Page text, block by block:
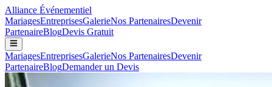
Alliance Événementiel
MariagesEntreprisesGalerieNos PartenairesDevenir
PartenaireBlogDevis Gratuit
MariagesEntreprisesGalerieNos PartenairesDevenir
PartenaireBlogDemander un Devis